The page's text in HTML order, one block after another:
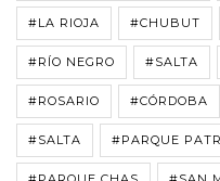
#LA RIOJA #CHUBUT
#RÍO NEGRO #SALTA
#ROSARIO #CÓRDOBA
#SALTA #PARQUE